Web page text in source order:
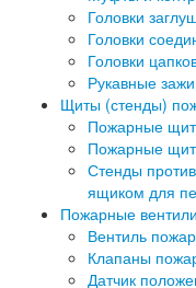
Головки
Головки
Головки
Рукавные
Щиты (стенды)
Пожарные
Пожарные
Стенды
ящиком для
Пожарные
Вентиль
Клапаны
Датчик